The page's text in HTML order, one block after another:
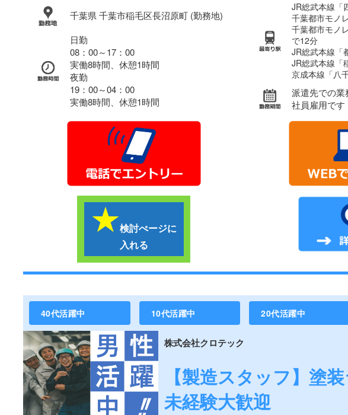
千葉県 千葉市稲毛区長沼原町 (勤務地)
日勤
08：00～17：00
実働8時間、休憩1時間
夜勤
19：00～04：00
実働8時間、休憩1時間
JR総武本線「
千葉都市モノ
千葉都市モノ
で12分
JR総武本線「
JR総武本線「
京成本線「八
派遣先での
社員雇用です
検討ぺージに
入れる
40代活躍中 10代活躍中 20代活躍中
株式会社クロテック
【製造スタッフ】塗
未経験大歓迎